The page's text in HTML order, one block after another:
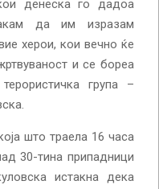
денеска го дадоа
да им изразам
херои, кои вечно ќе
и се бореа
група –
што траела 16 часа
30-тина припадници
истакна дека